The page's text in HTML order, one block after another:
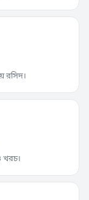
রসিদ।
খরচ।